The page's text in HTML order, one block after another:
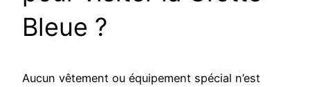
Bleue ?
Aucun vêtement ou équipement spécial n’est